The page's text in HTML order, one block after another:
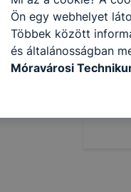
A
Ön egy webhelyet
Többek között
és általánosságban
Móravárosi
használja:
honlapot -annak
használja leginkább,